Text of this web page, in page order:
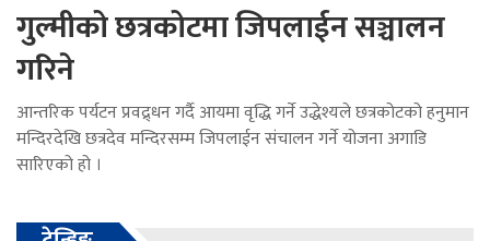
गुल्मीको छत्रकोटमा जिपलाईन सञ्चालन
गरिने
आन्तरिक पर्यटन प्रवद्र्धन गर्दै आयमा वृद्धि गर्ने उद्धेश्यले छत्रकोटको हनुमान
मन्दिरदेखि छत्रदेव मन्दिरसम्म जिपलाईन संचालन गर्ने योजना अगाडि
सारिएको हो ।